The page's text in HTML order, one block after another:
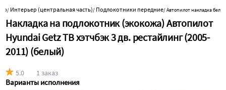
/ Интерьер (центральная часть)/ Подлокотники передние/Автопилот накладка бел
Накладка на подлокотник (экокожа) Автопилот
Hyundai Getz TB хэтчбэк 3 дв. рестайлинг (2005-
2011) (белый)
5.0 1 заказ
Варианты исполнения